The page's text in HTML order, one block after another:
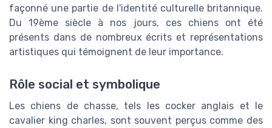
façonné une partie de l'identité culturelle britannique.
Du 19ème siècle à nos jours, ces chiens ont été
présents dans de nombreux écrits et représentations
artistiques qui témoignent de leur importance.
Rôle social et symbolique
Les chiens de chasse, tels les cocker anglais et le
cavalier king charles, sont souvent perçus comme des